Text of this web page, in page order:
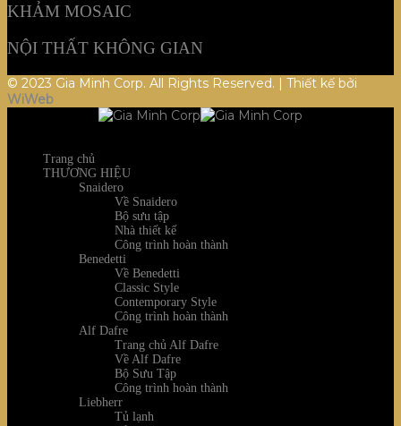
KHẢM MOSAIC
NỘI THẤT KHÔNG GIAN
© 2023 Gia Minh Corp. All Rights Reserved. | Thiết kế bởi
WiWeb
Trang chủ
THƯƠNG HIỆU
Snaidero
Về Snaidero
Bộ sưu tập
Nhà thiết kế
Công trình hoàn thành
Benedetti
Về Benedetti
Classic Style
Contemporary Style
Công trình hoàn thành
Alf Dafre
Trang chủ Alf Dafre
Về Alf Dafre
Bộ Sưu Tập
Công trình hoàn thành
Liebherr
Tủ lạnh